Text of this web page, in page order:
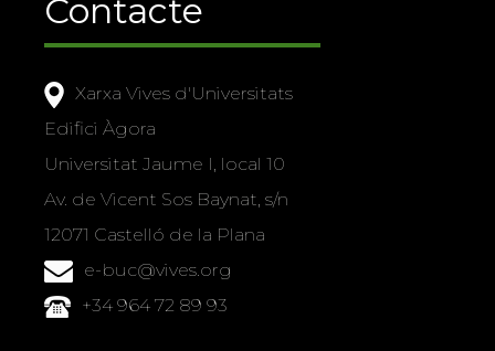
Contacte
Xarxa Vives d'Universitats
Edifici Àgora
Universitat Jaume I, local 10
Av. de Vicent Sos Baynat, s/n
12071 Castelló de la Plana
e-buc@vives.org
+34 964 72 89 93